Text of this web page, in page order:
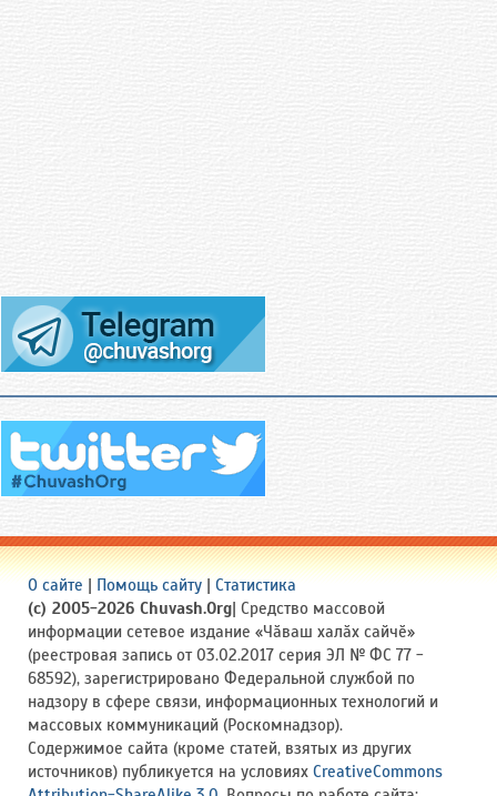
О сайте | Помощь сайту | Статистика
(c) 2005-2026 Chuvash.Org| Средство массовой
информации сетевое издание «Чӑваш халӑх сайчӗ»
(реестровая запись от 03.02.2017 серия ЭЛ № ФС 77 -
68592), зарегистрировано Федеральной службой по
надзору в сфере связи, информационных технологий и
массовых коммуникаций (Роскомнадзор).
Содержимое сайта (кроме статей, взятых из других
источников) публикуется на условиях CreativeCommons